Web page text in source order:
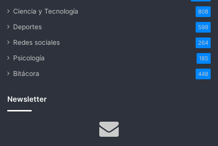
Ciencia y Tecnología 808
Deportes 599
Redes sociales 264
Psicología 185
Bitácora 448
Newsletter